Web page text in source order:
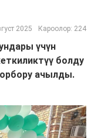
2025 Кароолор: 224
үчүн
болду
ачылды.